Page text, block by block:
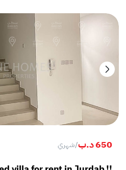
650 د.ب /شهري